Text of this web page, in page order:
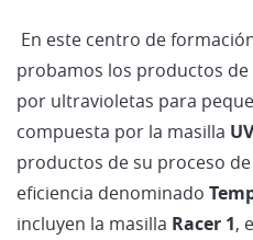
En este centro de
probamos los productos de
por ultravioletas para
compuesta por la masilla
productos de su proceso
eficiencia denominado
incluyen la masilla Racer 1,